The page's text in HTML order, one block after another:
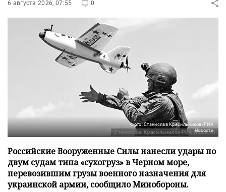
6 августа 2026, 07:55 0
Фото: Станислав Красильников/РИА
Новости
Российские Вооруженные Силы нанесли удары по
двум судам типа «сухогруз» в Черном море,
перевозившим грузы военного назначения для
украинской армии, сообщило Минобороны.